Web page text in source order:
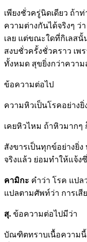
เพียงชั่วครู่นิดเดียว ถ้า
ความต่างกันได้จริงๆ ว่
เลย แต่ขณะใดที่กิเลส
สงบชั่วครั้งชั่วคราว เพ
ทั้งหมด สุขยิ่งกว่าความ
ข้อความต่อไป
ความหิวเป็นโรคอย่างยิ่
เคยหิวไหม ถ้าหิวมากๆ
สังขารเป็นทุกข์อย่างยิ่
จริงแล้ว ย่อมทำให้แจ้ง
คามิกะ คำว่า โรค แปล
แปลตามศัพท์ว่า การเสี
สุ. ข้อความต่อไปมีว่า
บัณฑิตทราบเนื้อความนี้